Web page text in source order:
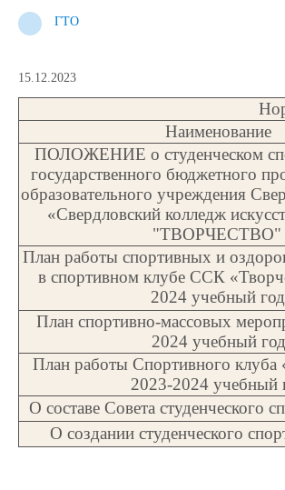
ГТО
15.12.2023
Наименование
ПОЛОЖЕНИЕ о студенческом
государственного бюджетного
образовательного учреждения
«Свердловский колледж
"ТВОРЧЕСТВО"
План работы спортивных и
в спортивном клубе ССК
2024 учебный год
План спортивно-массовых
2024 учебный год
План работы Спортивного клуба
2023-2024 учебный
О составе Совета студенческого
О создании студенческого